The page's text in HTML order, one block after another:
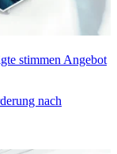
stimmen Angebot
nach